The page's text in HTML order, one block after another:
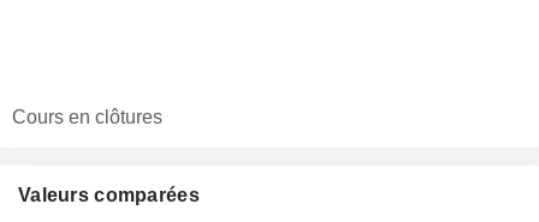
Cours en clôtures
Valeurs comparées